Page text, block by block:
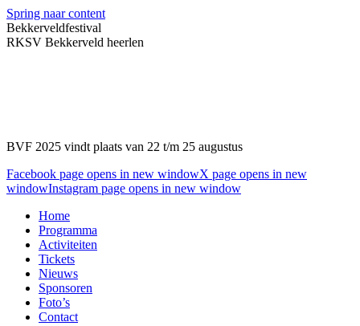
Spring naar content
Bekkerveldfestival
RKSV Bekkerveld heerlen
BVF 2025 vindt plaats van 22 t/m 25 augustus
Facebook page opens in new windowX page opens in new
windowInstagram page opens in new window
Home
Programma
Activiteiten
Tickets
Nieuws
Sponsoren
Foto’s
Contact